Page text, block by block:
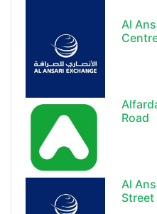
Al
Road
Al
Street